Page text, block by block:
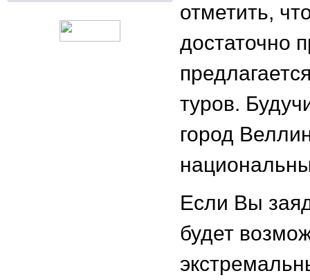
отметить,
достаточно
туров.
город
Если Вы
будет